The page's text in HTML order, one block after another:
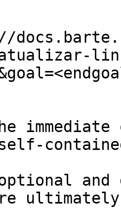
atualizar-
and